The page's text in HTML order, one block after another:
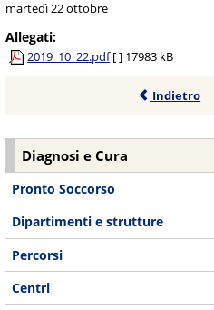
martedì 22 ottobre
Allegati:
2019_10_22.pdf [ ] 17983 kB
Indietro
Diagnosi e Cura
Pronto Soccorso
Dipartimenti e strutture
Percorsi
Centri